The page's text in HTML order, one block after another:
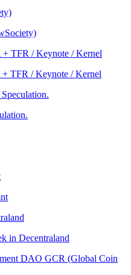
+ TFR / Keynote / Kernel
TFR / Keynote / Kernel
in Decentraland
DAO GCR (Global Coin